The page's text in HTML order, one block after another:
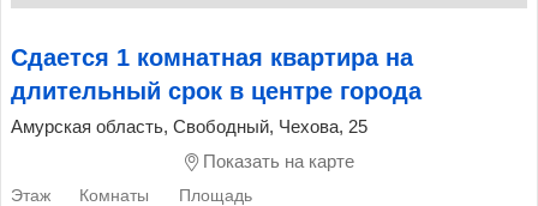
Сдается 1 комнатная квартира на
длительный срок в центре города
Амурская область, Свободный, Чехова, 25
Показать на карте